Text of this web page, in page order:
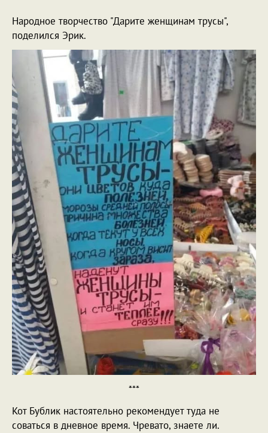
Народное творчество "Дарите женщинам трусы",
поделился Эрик.
***
Кот Бублик настоятельно рекомендует туда не
соваться в дневное время. Чревато, знаете ли.